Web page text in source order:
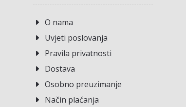
O nama
Uvjeti poslovanja
Pravila privatnosti
Dostava
Osobno preuzimanje
Način plaćanja